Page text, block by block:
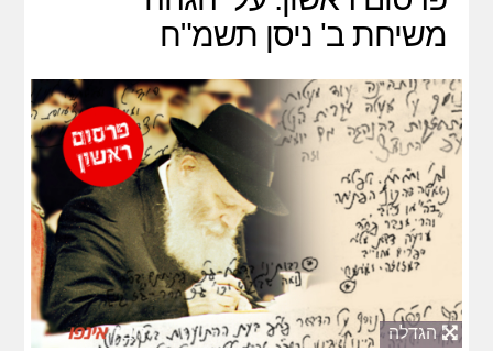
משיחת ב' ניסן תשמ"ח
הגדלה